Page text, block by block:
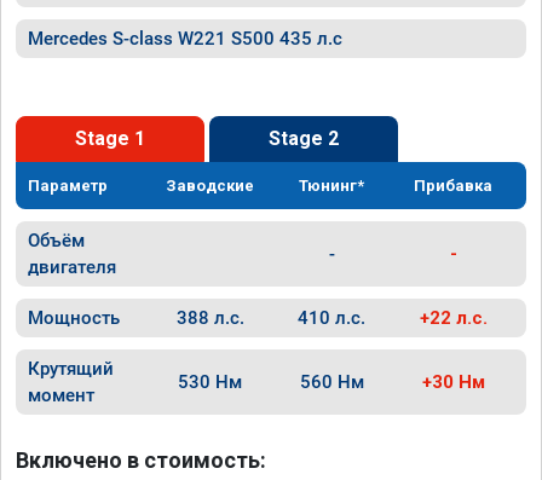
Mercedes S-class W221 S500 435 л.с
Stage 1 Stage 2
Параметр Заводские Тюнинг* Прибавка
Объём
двигателя
- -
Мощность 388 л.с. 410 л.с. +22 л.с.
Крутящий
момент
530 Нм 560 Нм +30 Нм
Включено в стоимость: